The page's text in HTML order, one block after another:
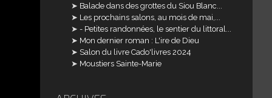
Balade dans des grottes du Siou Blanc...
Les prochains salons, au mois de mai,...
- Petites randonnées, le sentier du littoral...
Mon dernier roman : L'ire de Dieu
Salon du livre Cado'livres 2024
Moustiers Sainte-Marie